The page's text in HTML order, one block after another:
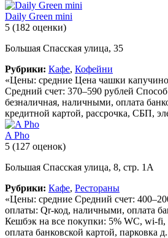
Daily Green mini
5 (182 оценки)
Большая Спасская улица, 35
Рубрики: Кафе, Кофейни
«Цены: средние Цена чашки
Средний счет: 370–590 рублей
безналичная, наличными, оплата
кредитной картой, рассрочка, СБП,
A Pho
5 (127 оценок)
Большая Спасская улица, 8, стр. 1А
Рубрики: Кафе, Рестораны
«Цены: средние Средний счет:
оплаты: Qr-код, наличными, оплата
Кешбэк на все покупки: 5% WC, wi-fi,
оплата банковской картой, парковка